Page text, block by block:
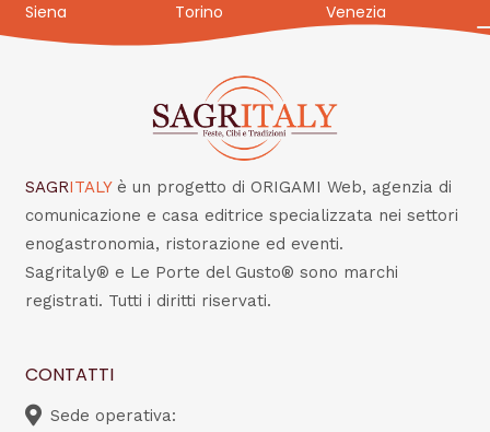
Siena
Torino Venezia
SAGRITALY è un progetto di ORIGAMI Web, agenzia di
comunicazione e casa editrice specializzata nei settori
enogastronomia, ristorazione ed eventi.
Sagritaly® e Le Porte del Gusto® sono marchi
registrati. Tutti i diritti riservati.
CONTATTI
Sede operativa: